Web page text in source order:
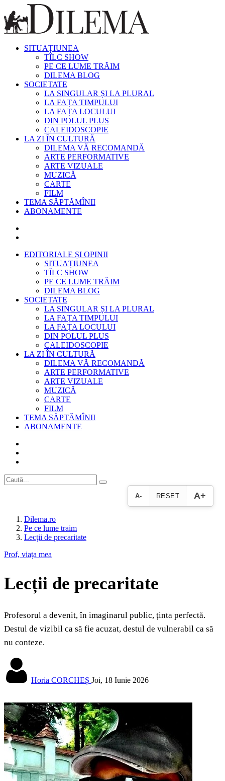
SITUAȚIUNEA
TÎLC SHOW
PE CE LUME TRĂIM
DILEMA BLOG
SOCIETATE
LA SINGULAR ȘI LA PLURAL
LA FAȚA TIMPULUI
LA FAȚA LOCULUI
DIN POLUL PLUS
CALEIDOSCOPIE
LA ZI ÎN CULTURĂ
DILEMA VĂ RECOMANDĂ
ARTE PERFORMATIVE
ARTE VIZUALE
MUZICĂ
CARTE
FILM
TEMA SĂPTĂMÎNII
ABONAMENTE
EDITORIALE ȘI OPINII
SITUAȚIUNEA
TÎLC SHOW
PE CE LUME TRĂIM
DILEMA BLOG
SOCIETATE
LA SINGULAR ȘI LA PLURAL
LA FAȚA TIMPULUI
LA FAȚA LOCULUI
DIN POLUL PLUS
CALEIDOSCOPIE
LA ZI ÎN CULTURĂ
DILEMA VĂ RECOMANDĂ
ARTE PERFORMATIVE
ARTE VIZUALE
MUZICĂ
CARTE
FILM
TEMA SĂPTĂMÎNII
ABONAMENTE
A- RESET A+
Dilema.ro
Pe ce lume traim
Lecții de precaritate
Prof, viața mea
Lecții de precaritate
Profesorul a devenit, în imaginarul public, ținta perfectă.
Destul de vizibil ca să fie acuzat, destul de vulnerabil ca să
nu conteze.
Horia CORCHEȘ Joi, 18 Iunie 2026